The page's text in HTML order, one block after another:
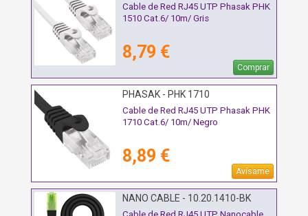
Cable de Red RJ45 UTP Phasak PHK
1510 Cat.6/ 10m/ Gris
8,79 €
Comprar
PHASAK - PHK 1710
Cable de Red RJ45 UTP Phasak PHK
1710 Cat.6/ 10m/ Negro
8,89 €
Avísame
NANO CABLE - 10.20.1410-BK